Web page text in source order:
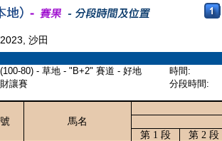
沙田
80) - 草地 - "B+2" 賽道 - 好地
讓賽
時間:
分段時間:
馬名
第 1 段
第 2 段